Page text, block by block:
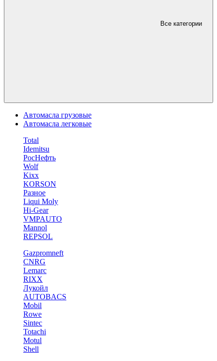
Все категории
Автомасла грузовые
Автомасла легковые
Total
Idemitsu
РосНефть
Wolf
Kixx
KORSON
Разное
Liqui Moly
Hi-Gear
VMPAUTO
Mannol
REPSOL
Gazpromneft
CNRG
Lemarc
RIXX
Лукойл
AUTOBACS
Mobil
Rowe
Sintec
Totachi
Motul
Shell